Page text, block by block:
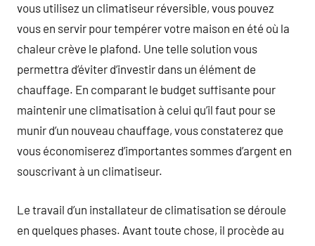
vous utilisez un climatiseur réversible, vous pouvez
vous en servir pour tempérer votre maison en été où la
chaleur crève le plafond. Une telle solution vous
permettra d’éviter d’investir dans un élément de
chauffage. En comparant le budget suffisante pour
maintenir une climatisation à celui qu’il faut pour se
munir d’un nouveau chauffage, vous constaterez que
vous économiserez d’importantes sommes d’argent en
souscrivant à un climatiseur.
Le travail d’un installateur de climatisation se déroule
en quelques phases. Avant toute chose, il procède au